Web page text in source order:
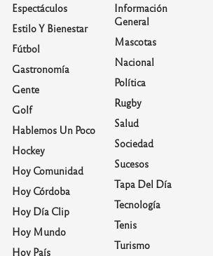
Espectáculos
Estilo Y Bienestar
Fútbol
Gastronomía
Gente
Golf
Hablemos Un Poco
Hockey
Hoy Comunidad
Hoy Córdoba
Hoy Día Clip
Hoy Mundo
Hoy País
Información
General
Mascotas
Nacional
Política
Rugby
Salud
Sociedad
Sucesos
Tapa Del Día
Tecnología
Tenis
Turismo